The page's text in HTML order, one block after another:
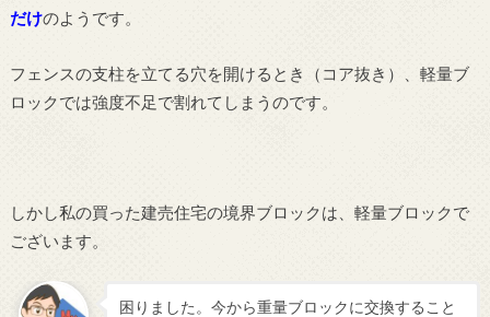
だけのようです。
フェンスの支柱を立てる穴を開けるとき（コア抜き）、軽量ブ
ロックでは強度不足で割れてしまうのです。
しかし私の買った建売住宅の境界ブロックは、軽量ブロックで
ございます。
困りました。今から重量ブロックに交換すること